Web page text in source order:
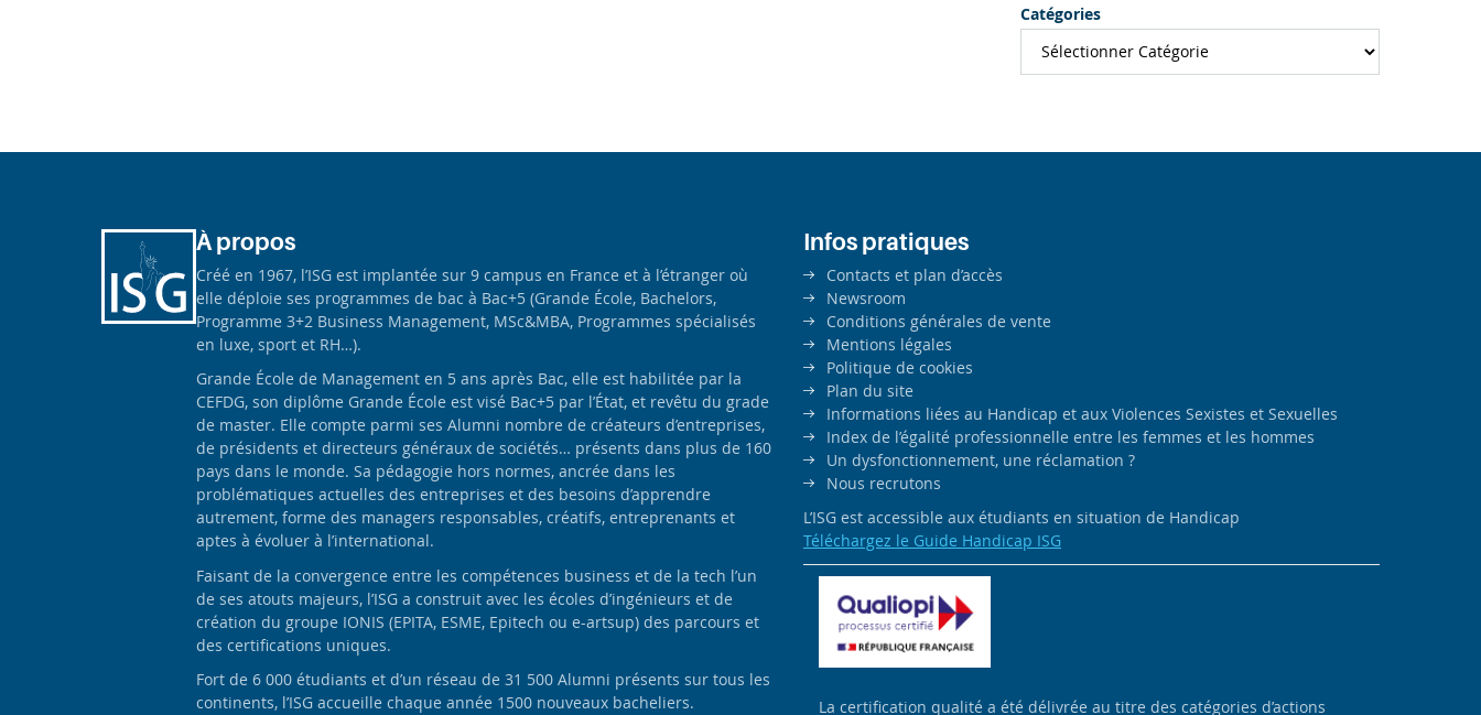
Catégories
À propos
Créé en 1967, l’ISG est implantée sur 9 campus en France et à l’étranger où
elle déploie ses programmes de bac à Bac+5 (Grande École, Bachelors,
Programme 3+2 Business Management, MSc&MBA, Programmes spécialisés
en luxe, sport et RH…).
Grande École de Management en 5 ans après Bac, elle est habilitée par la
CEFDG, son diplôme Grande École est visé Bac+5 par l’État, et revêtu du grade
de master. Elle compte parmi ses Alumni nombre de créateurs d’entreprises,
de présidents et directeurs généraux de sociétés… présents dans plus de 160
pays dans le monde. Sa pédagogie hors normes, ancrée dans les
problématiques actuelles des entreprises et des besoins d’apprendre
autrement, forme des managers responsables, créatifs, entreprenants et
aptes à évoluer à l’international.
Faisant de la convergence entre les compétences business et de la tech l’un
de ses atouts majeurs, l’ISG a construit avec les écoles d’ingénieurs et de
création du groupe IONIS (EPITA, ESME, Epitech ou e-artsup) des parcours et
des certifications uniques.
Fort de 6 000 étudiants et d’un réseau de 31 500 Alumni présents sur tous les
continents, l’ISG accueille chaque année 1500 nouveaux bacheliers.
Infos pratiques
Contacts et plan d’accès
Newsroom
Conditions générales de vente
Mentions légales
Politique de cookies
Plan du site
Informations liées au Handicap et aux Violences Sexistes et Sexuelles
Index de l’égalité professionnelle entre les femmes et les hommes
Un dysfonctionnement, une réclamation ?
Nous recrutons
L’ISG est accessible aux étudiants en situation de Handicap
Téléchargez le Guide Handicap ISG
La certification qualité a été délivrée au titre des catégories d’actions